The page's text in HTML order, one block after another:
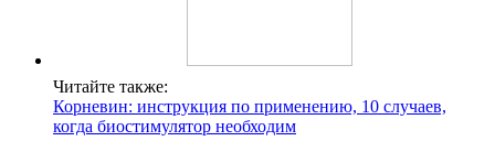
Читайте также:
Корневин: инструкция по применению, 10 случаев,
когда биостимулятор необходим